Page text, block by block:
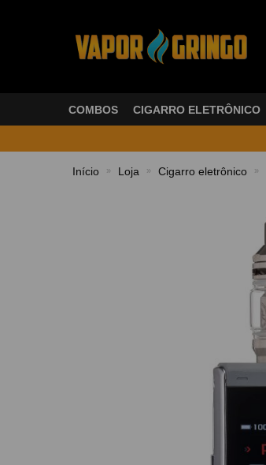
COMBOS CIGARRO ELETRÔNICO
Início » Loja » Cigarro eletrônico »